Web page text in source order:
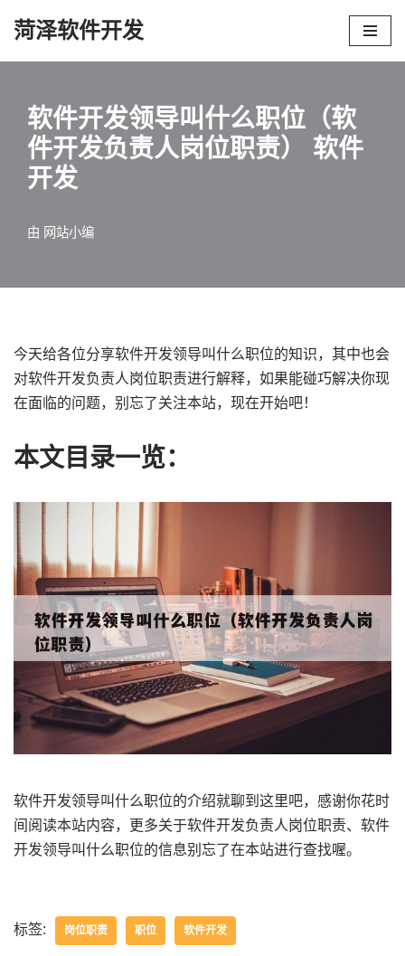
菏泽软件开发
软件开发领导叫什么职位（软
件开发负责人岗位职责） 软件
开发
由 网站小编
今天给各位分享软件开发领导叫什么职位的知识，其中也会
对软件开发负责人岗位职责进行解释，如果能碰巧解决你现
在面临的问题，别忘了关注本站，现在开始吧！
本文目录一览：
软件开发领导叫什么职位的介绍就聊到这里吧，感谢你花时
间阅读本站内容，更多关于软件开发负责人岗位职责、软件
开发领导叫什么职位的信息别忘了在本站进行查找喔。
标签: 岗位职责 职位 软件开发